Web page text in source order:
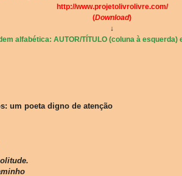
http://www.projetolivrolivre.com/
(Download)
↓
alfabética: AUTOR/TÍTULO (coluna à esquerda)
um poeta digno de atenção